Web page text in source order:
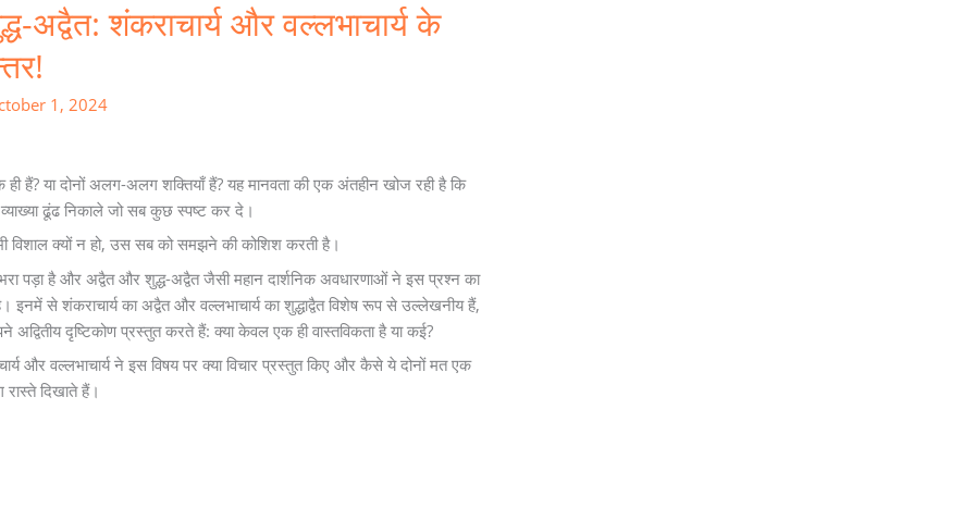
अद्वैत: शंकराचार्य और वल्लभाचार्य के
1, 2024
हैं? या दोनों अलग-अलग शक्तियाँ हैं? यह मानवता की एक अंतहीन खोज रही है कि
ढूंढ निकाले जो सब कुछ स्पष्ट कर दे।
भी विशाल क्यों न हो, उस सब को समझने की कोशिश करती है।
पड़ा है और अद्वैत और शुद्ध-अद्वैत जैसी महान दार्शनिक अवधारणाओं ने इस प्रश्न का
इनमें से शंकराचार्य का अद्वैत और वल्लभाचार्य का शुद्धाद्वैत विशेष रूप से उल्लेखनीय हैं,
अद्वितीय दृष्टिकोण प्रस्तुत करते हैं: क्या केवल एक ही वास्तविकता है या कई?
और वल्लभाचार्य ने इस विषय पर क्या विचार प्रस्तुत किए और कैसे ये दोनों मत एक
दिखाते हैं।